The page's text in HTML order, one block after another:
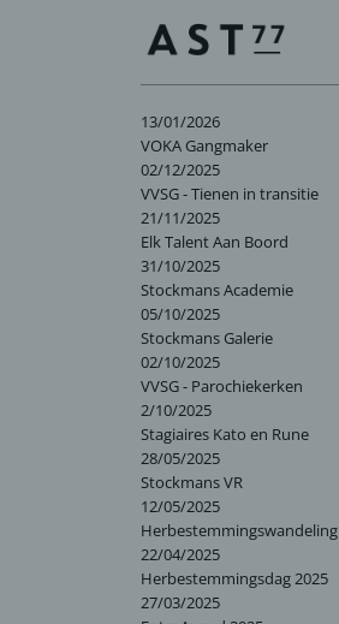
13/01/2026
VOKA Gangmaker
02/12/2025
VVSG - Tienen in transitie
21/11/2025
Elk Talent Aan Boord
31/10/2025
Stockmans Academie
05/10/2025
Stockmans Galerie
02/10/2025
VVSG - Parochiekerken
2/10/2025
Stagiaires Kato en Rune
28/05/2025
Stockmans VR
12/05/2025
Herbestemmingswandeling
22/04/2025
Herbestemmingsdag 2025
27/03/2025